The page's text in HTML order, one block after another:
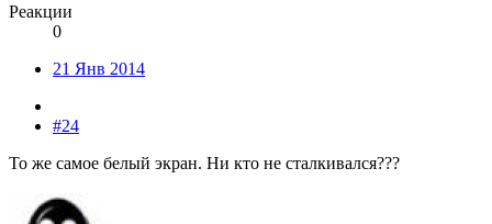
Реакции
0
21 Янв 2014
#24
То же самое белый экран. Ни кто не сталкивался???